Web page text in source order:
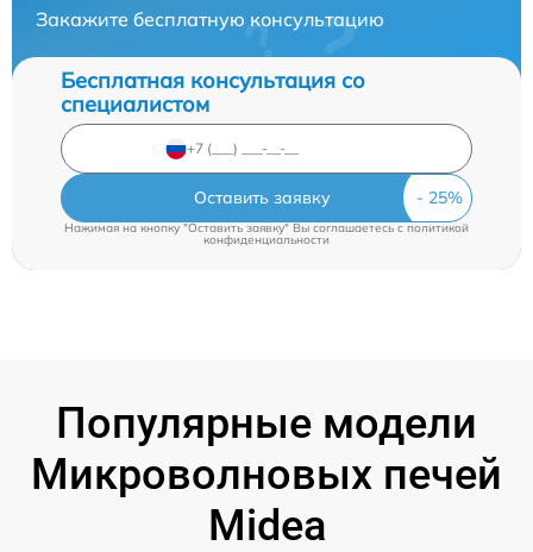
Закажите бесплатную консультацию
Бесплатная консультация со
специалистом
Оставить заявку
Нажимая на кнопку "Оставить заявку" Вы соглашаетесь cполитикой
конфиденциальности
Популярные модели
Микроволновых печей
Midea